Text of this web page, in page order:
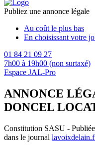
Publiez une annonce légale
Au coût le plus bas
En choisissant votre
01 84 21 09 27
7h00 à 19h00 (non surtaxé)
Espace JAL-Pro
ANNONCE
DONCEL
Constitution SASU -
dans le journal